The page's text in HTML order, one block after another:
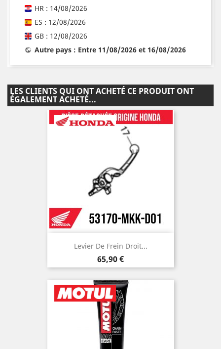
HR : 14/08/2026
ES : 12/08/2026
GB : 12/08/2026
Autre pays : Entre 11/08/2026 et 16/08/2026
LES CLIENTS QUI ONT ACHETÉ CE PRODUIT ONT
ÉGALEMENT ACHETÉ...
Levier De Frein Droit...
Prix
65,90 €